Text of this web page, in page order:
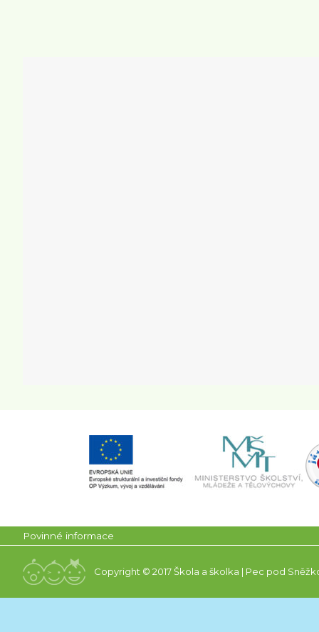
Povinné informace
Copyright © 2017 Škola a školka | Pec pod